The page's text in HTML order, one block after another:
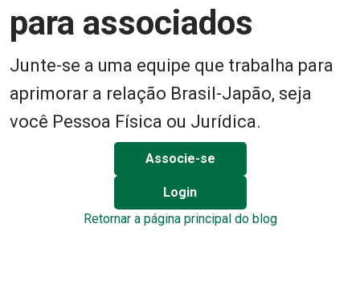
para associados
Junte-se a uma equipe que trabalha para
aprimorar a relação Brasil-Japão, seja
você Pessoa Física ou Jurídica.
Associe-se
Login
Retornar a página principal do blog